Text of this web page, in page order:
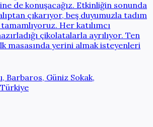
de konuşacağız. Etkinliğin sonunda
çıkarıyor, beş duyumuzla tadım
Her katılımcı
çikolatalarla ayrılıyor. Ten
masasında yerini almak isteyenleri
Barbaros, Güniz Sokak,